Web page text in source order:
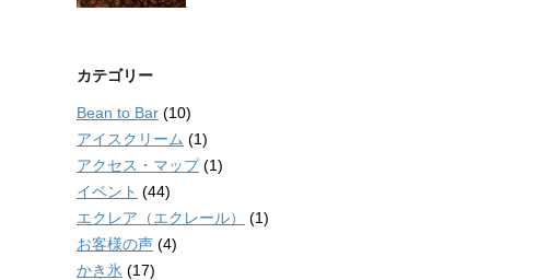
カテゴリー
Bean to Bar (10)
アイスクリーム (1)
アクセス・マップ(1)
イベント (44)
エクレア（エクレール）
(1)
お客様の声 (4)
かき氷 (17)